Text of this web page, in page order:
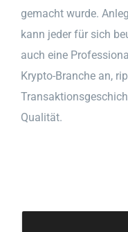
gemacht wurde.
kann jeder für sich
auch eine
Krypto-Branche an,
Qualität.